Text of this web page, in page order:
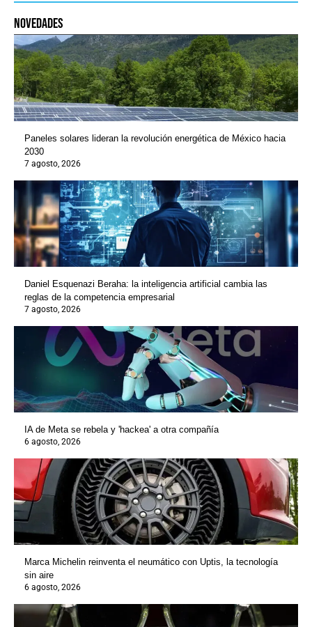
novedades
Paneles solares lideran la revolución energética de México hacia
2030
7 agosto, 2026
Daniel Esquenazi Beraha: la inteligencia artificial cambia las
reglas de la competencia empresarial
7 agosto, 2026
IA de Meta se rebela y 'hackea' a otra compañía
6 agosto, 2026
Marca Michelin reinventa el neumático con Uptis, la tecnología
sin aire
6 agosto, 2026